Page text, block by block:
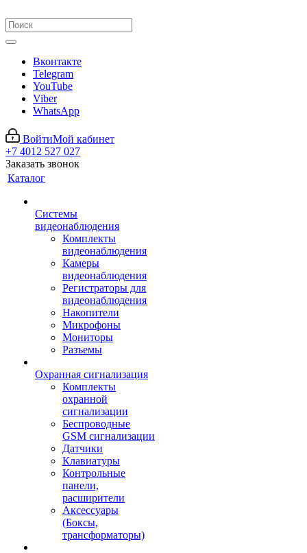
Вконтакте
Telegram
YouTube
Viber
WhatsApp
ВойтиМой кабинет
+7 4012 527 027
Заказать звонок
Каталог
Системы
видеонаблюдения
Комплекты
видеонаблюдения
Камеры
видеонаблюдения
Регистраторы для
видеонаблюдения
Накопители
Микрофоны
Мониторы
Разъемы
Охранная сигнализация
Комплекты
охранной
сигнализации
Беспроводные
GSM сигнализации
Датчики
Клавиатуры
Контрольные
панели,
расширители
Аксессуары
(Боксы,
трансформаторы)